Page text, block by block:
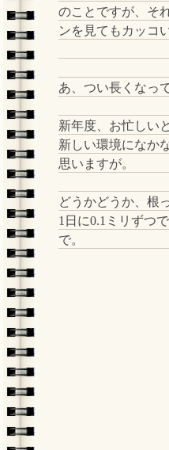
のことですが、そ
ンを見てもカッコ
あ、つい長くなっ
新年度、お忙しい
新しい環境になか
思いますが。
どうかどうか、根
1日に0.1ミリずつ
で。